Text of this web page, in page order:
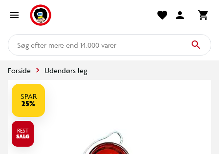
mere end 14.000 varer
Forside Udendørs leg
SPAR
25%
REST
SALG